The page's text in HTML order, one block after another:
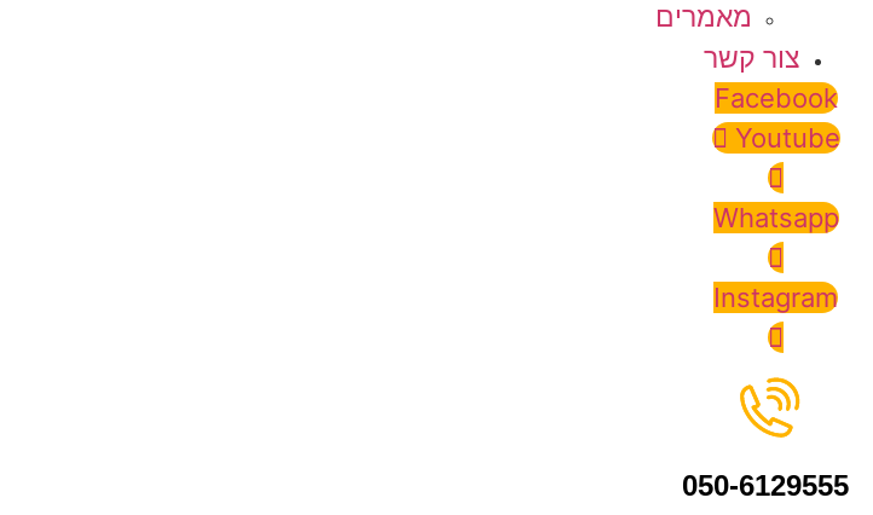
מאמרים
צור קשר
Facebook
Youtube
Whatsapp
Instagram
050-6129555